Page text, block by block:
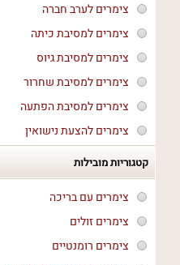
צימרים לערב חברה
צימרים למסיבת כיתה
צימרים למסיבת גיוס
צימרים למסיבת שחרור
צימרים למסיבת הפתעה
צימרים להצעת נישואין
קטגוריות מובילות
צימרים עם בריכה
צימרים זולים
צימרים רומנטיים